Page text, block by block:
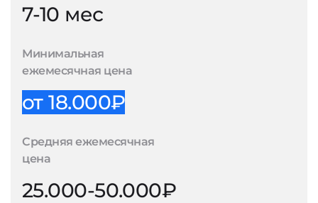
7-10 мес
Минимальная
ежемесячная цена
от 18.000₽
Средняя ежемесячная
цена
25.000-50.000₽